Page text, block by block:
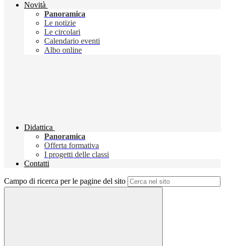
Novità
Panoramica
Le notizie
Le circolari
Calendario eventi
Albo online
Didattica
Panoramica
Offerta formativa
I progetti delle classi
Contatti
Campo di ricerca per le pagine del sito